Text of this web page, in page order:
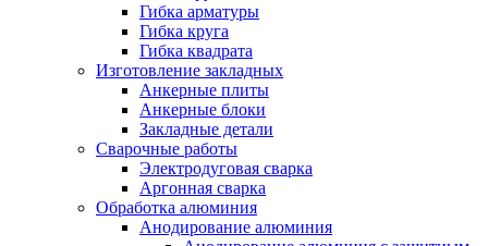
Гибка арматуры
Гибка круга
Гибка квадрата
Изготовление закладных
Анкерные плиты
Анкерные блоки
Закладные детали
Сварочные работы
Электродуговая сварка
Аргонная сварка
Обработка алюминия
Анодирование алюминия